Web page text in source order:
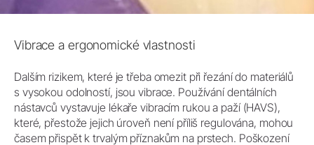
Vibrace a ergonomické vlastnosti
Dalším rizikem, které je třeba omezit při řezání do materiálů
s vysokou odolností, jsou vibrace. Používání dentálních
nástavců vystavuje lékaře vibracím rukou a paží (HAVS),
které, přestože jejich úroveň není příliš regulována, mohou
časem přispět k trvalým příznakům na prstech. Poškození